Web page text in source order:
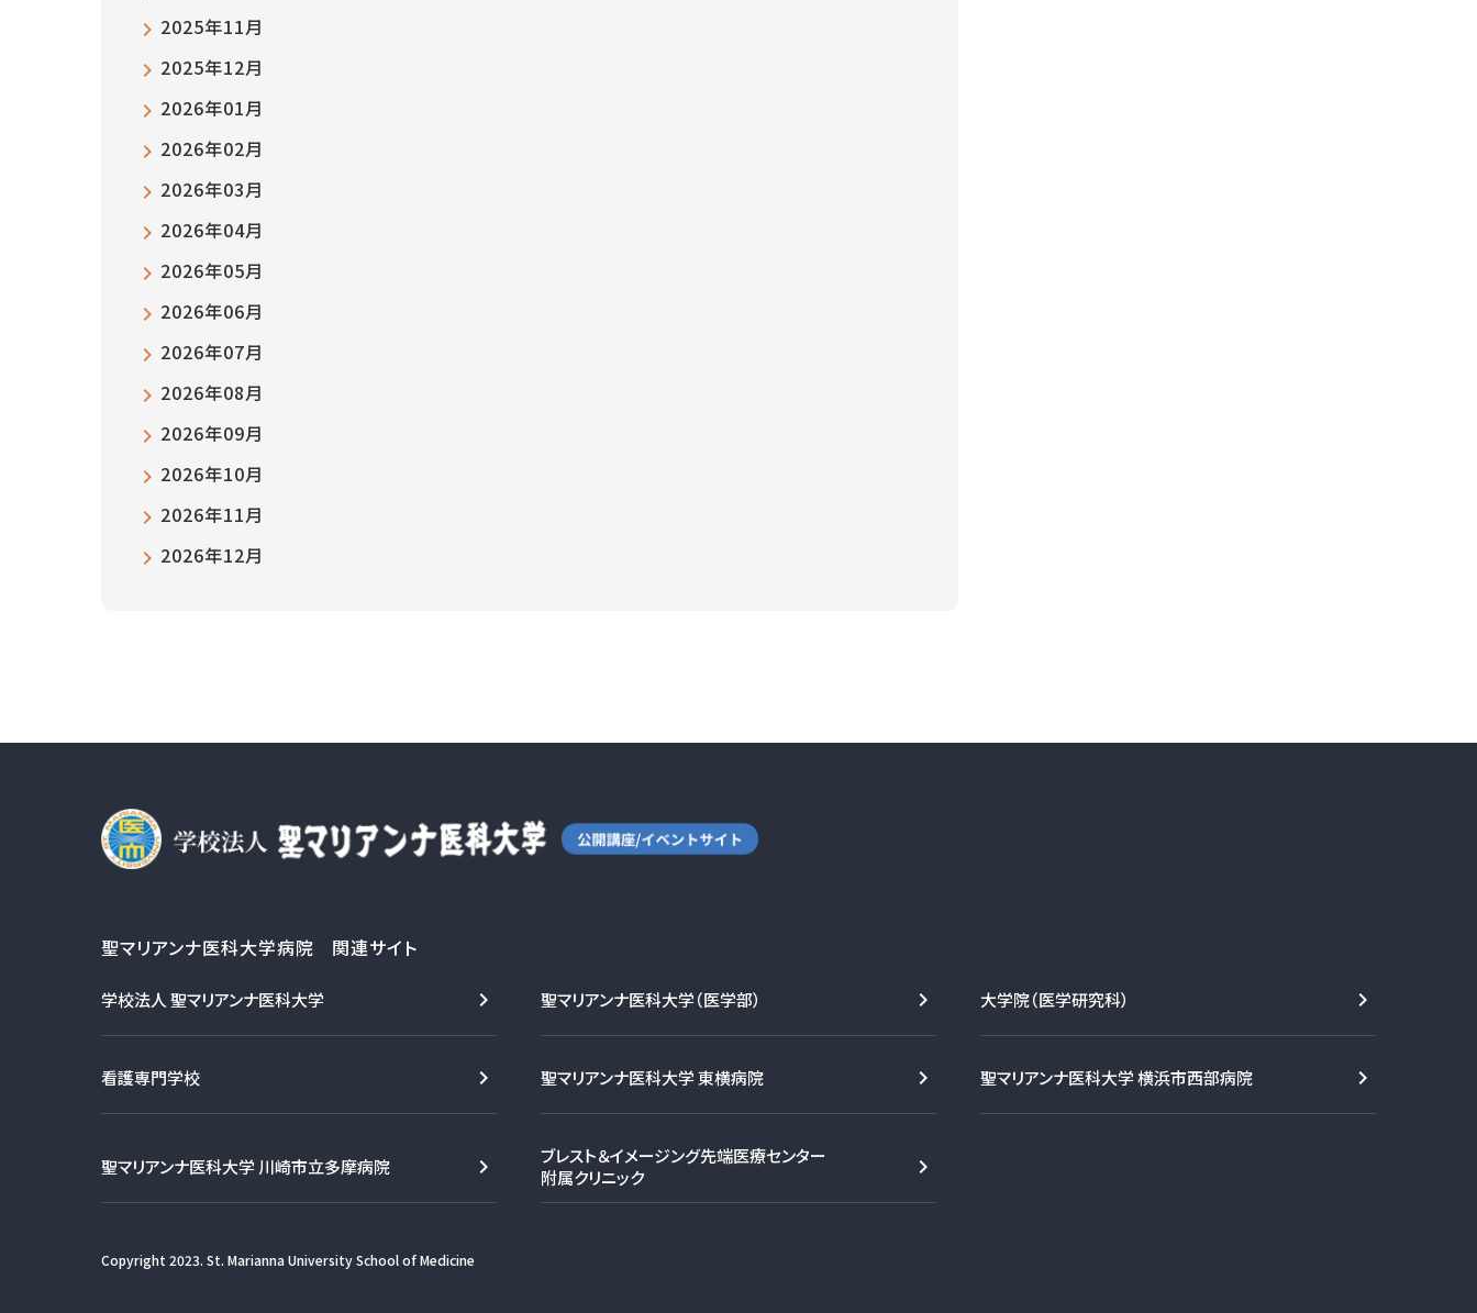
2025年11月
2025年12月
2026年01月
2026年02月
2026年03月
2026年04月
2026年05月
2026年06月
2026年07月
2026年08月
2026年09月
2026年10月
2026年11月
2026年12月
聖マリアンナ医科大学病院 関連サイト
学校法人 聖マリアンナ医科大学 聖マリアンナ医科大学（医学部） 大学院（医学研究科）
看護専門学校 聖マリアンナ医科大学 東横病院 聖マリアンナ医科大学 横浜市西部病院
聖マリアンナ医科大学 川崎市立多摩病院
ブレスト＆イメージング先端医療センター
附属クリニック
Copyright 2023. St. Marianna University School of Medicine